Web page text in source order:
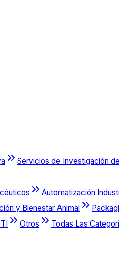
Servicios de Investigación
Automatización
y Bienestar Animal
Otros Todas Las